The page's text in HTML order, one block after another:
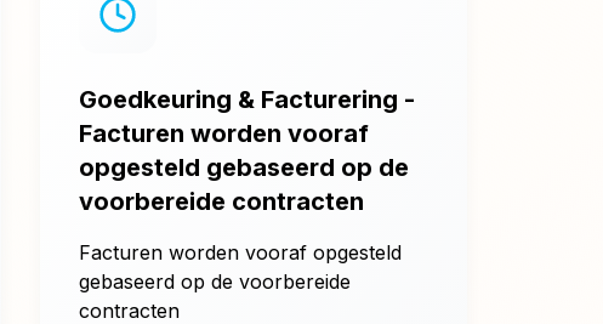
Goedkeuring & Facturering -
Facturen worden vooraf
opgesteld gebaseerd op de
voorbereide contracten
Facturen worden vooraf opgesteld
gebaseerd op de voorbereide
contracten